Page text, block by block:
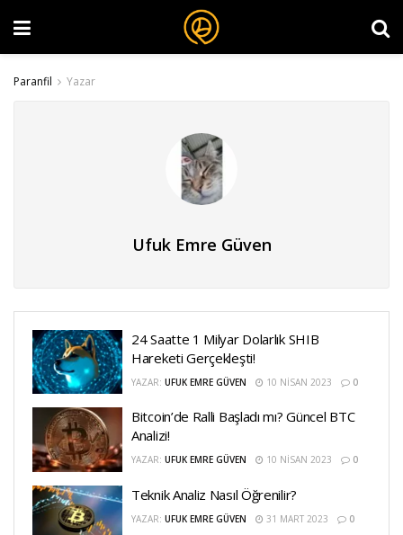
Paranfil Yazar
Ufuk Emre Güven
24 Saatte 1 Milyar Dolarlık SHIB
Hareketi Gerçekleşti!
YAZAR: UFUK EMRE GÜVEN 10 NISAN 2023 0
Bitcoin’de Ralli Başladı mı? Güncel BTC
Analizi!
YAZAR: UFUK EMRE GÜVEN 10 NISAN 2023 0
Teknik Analiz Nasıl Öğrenilir?
YAZAR: UFUK EMRE GÜVEN 31 MART 2023 0